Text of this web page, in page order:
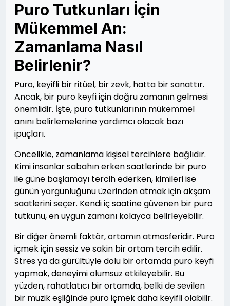
Puro Tutkunları İçin
Mükemmel An:
Zamanlama Nasıl
Belirlenir?
Puro, keyifli bir ritüel, bir zevk, hatta bir sanattır.
Ancak, bir puro keyfi için doğru zamanın gelmesi
önemlidir. İşte, puro tutkunlarının mükemmel
anını belirlemelerine yardımcı olacak bazı
ipuçları.
Öncelikle, zamanlama kişisel tercihlere bağlıdır.
Kimi insanlar sabahın erken saatlerinde bir puro
ile güne başlamayı tercih ederken, kimileri ise
günün yorgunluğunu üzerinden atmak için akşam
saatlerini seçer. Kendi iç saatine güvenen bir puro
tutkunu, en uygun zamanı kolayca belirleyebilir.
Bir diğer önemli faktör, ortamın atmosferidir. Puro
içmek için sessiz ve sakin bir ortam tercih edilir.
Stres ya da gürültüyle dolu bir ortamda puro keyfi
yapmak, deneyimi olumsuz etkileyebilir. Bu
yüzden, rahatlatıcı bir ortamda, belki de sevilen
bir müzik eşliğinde puro içmek daha keyifli olabilir.